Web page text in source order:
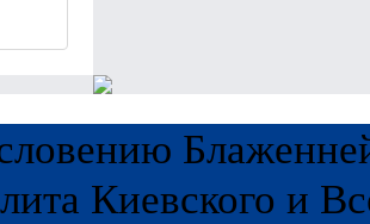
Киевского и